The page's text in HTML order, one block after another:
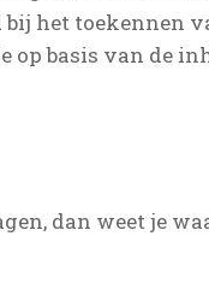
het toekennen
basis van de
dan weet je